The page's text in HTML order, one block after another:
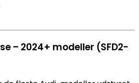
– 2024+ modeller (SFD2-